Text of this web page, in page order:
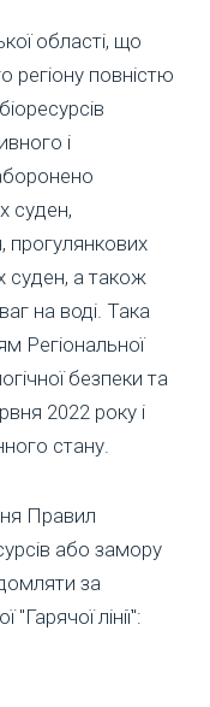
області, що
регіону повністю
і
суден,
прогулянкових
суден, а також
на воді. Така
Регіональної
безпеки та
2022 року і
стану.
Правил
або замору
за
лінії":